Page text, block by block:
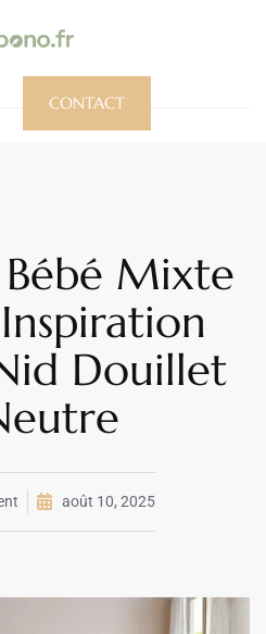
CONTACT
Mixte
Douillet
août 10, 2025